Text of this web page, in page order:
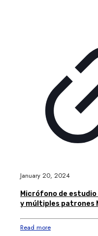
January 20, 2024
Micrófono de
y múltiples patrones
Read more